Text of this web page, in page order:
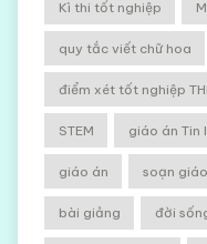
Kì thi tốt nghiệp
quy tắc viết chữ hoa
điểm xét tốt nghiệp
STEM giáo án Tin
giáo án soạn
bài giảng đời